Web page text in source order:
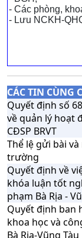
- Các phòng,
- Lưu NCKH-
CÁC TIN CÙNG
Quyết định số
về quản lý hoạt
CĐSP BRVT
Thể lệ gửi bài
trường
Quyết định về
khóa luận tốt
phạm Bà Rịa -
Quyết định ban
khoa học và
Bà Rịa-Vũng Tàu